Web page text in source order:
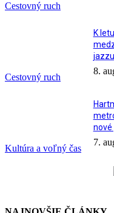
Cestovný ruch
Cestovný ruch
K
jazzu
8.
Kultúra a voľný čas
7.